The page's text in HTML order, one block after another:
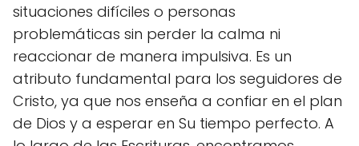
situaciones difíciles o personas
problemáticas sin perder la calma ni
reaccionar de manera impulsiva. Es un
atributo fundamental para los seguidores de
Cristo, ya que nos enseña a confiar en el plan
de Dios y a esperar en Su tiempo perfecto. A